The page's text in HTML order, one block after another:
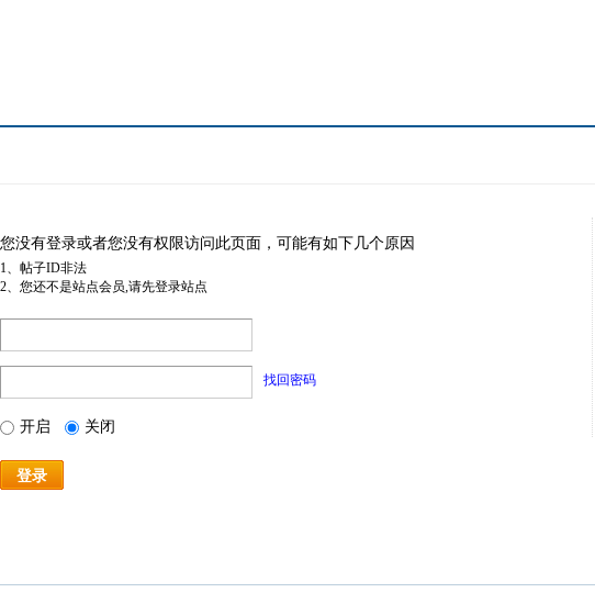
您没有登录或者您没有权限访问此页面，可能有如下几个原因
1、帖子ID非法
2、您还不是站点会员,请先登录站点
找回密码
开启 关闭
登录